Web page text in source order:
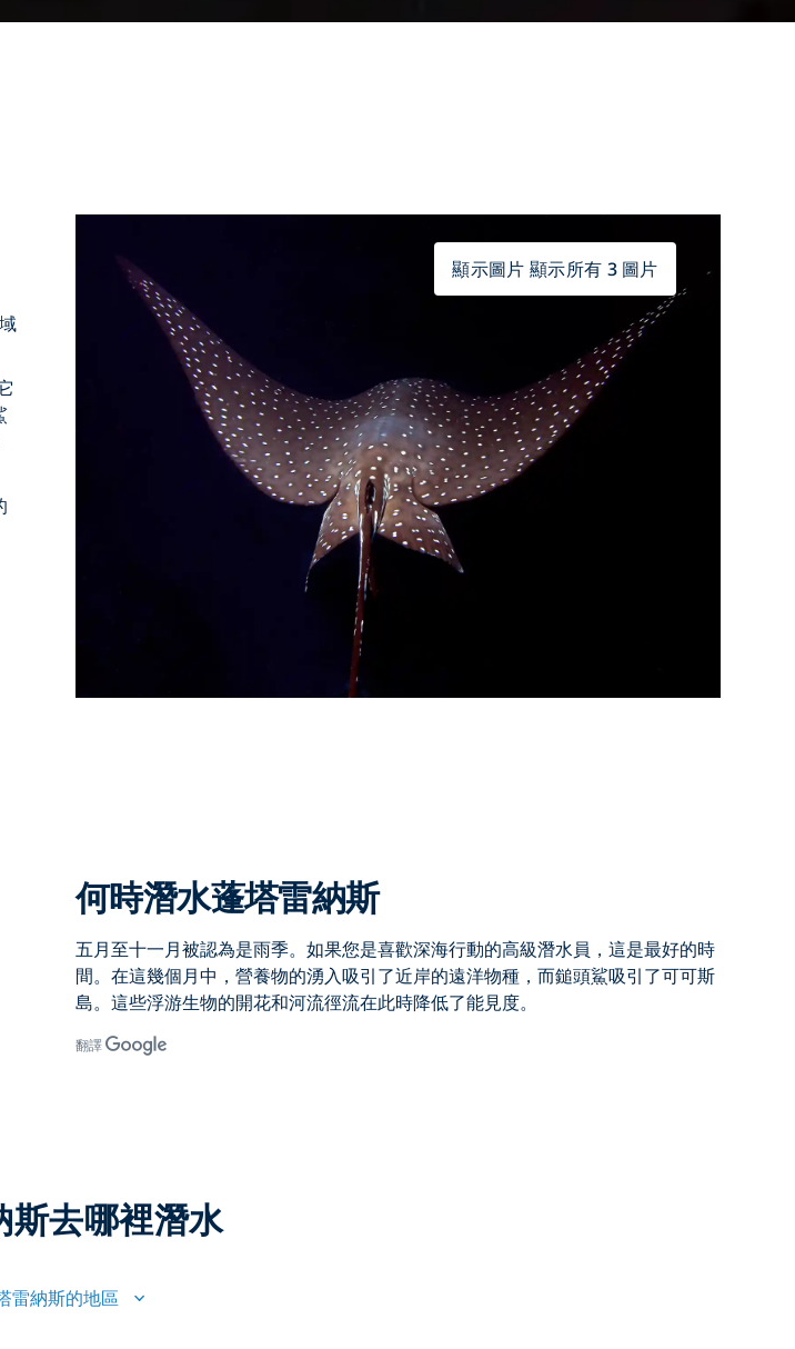
顯示圖片 顯示所有 3 圖片
何時潛水蓬塔雷納斯
五月至十一月被認為是雨季。如果您是喜歡深海行動的高級潛水員，這是最好的時
間。在這幾個月中，營養物的湧入吸引了近岸的遠洋物種，而鎚頭鯊吸引了可可斯
島。這些浮游生物的開花和河流徑流在此時降低了能見度。
翻譯
斯去哪裡潛水
雷納斯的地區